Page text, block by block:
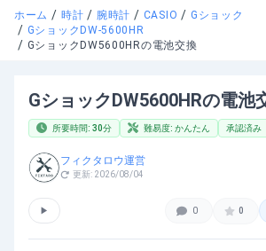
ホーム / 時計 / 腕時計 / CASIO / Gショック
/ GショックDW-5600HR
/ GショックDW5600HRの電池交換
GショックDW5600HRの電池
所要時間: 30分 難易度: かんたん 承認済み
フィクタロウ運営
更新: 2026/08/04
▶ 0 0